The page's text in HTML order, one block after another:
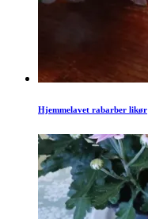
Hjemmelavet rabarber likør